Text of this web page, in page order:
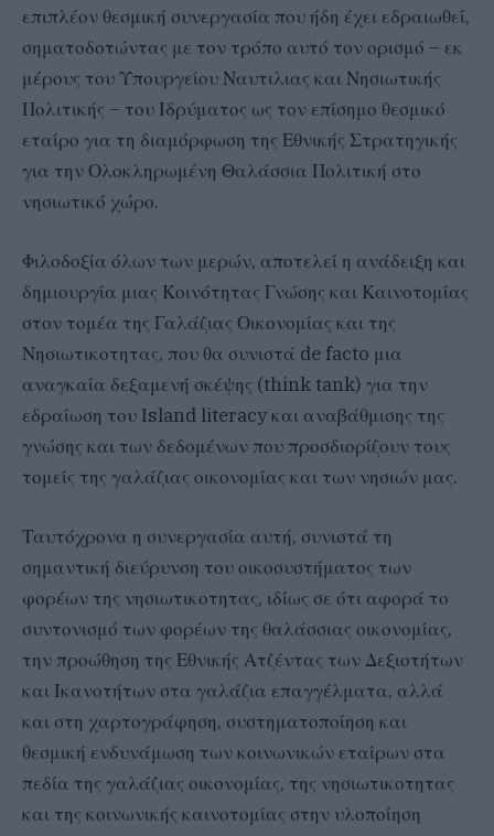
επιπλέον θεσμική συνεργασία που ήδη έχει εδραιωθεί,
σηματοδοτώντας με τον τρόπο αυτό τον ορισμό – εκ
μέρους του Υπουργείου Ναυτιλιας και Νησιωτικής
Πολιτικής – του Ιδρύματος ως τον επίσημο θεσμικό
εταίρο για τη διαμόρφωση της Εθνικής Στρατηγικής
για την Ολοκληρωμένη Θαλάσσια Πολιτική στο
νησιωτικό χώρο.
Φιλοδοξία όλων των μερών, αποτελεί η ανάδειξη και
δημιουργία μιας Κοινότητας Γνώσης και Καινοτομίας
στον τομέα της Γαλάζιας Οικονομίας και της
Νησιωτικοτητας, που θα συνιστά de facto μια
αναγκαία δεξαμενή σκέψης (think tank) για την
εδραίωση του Island literacy και αναβάθμισης της
γνώσης και των δεδομένων που προσδιορίζουν τους
τομείς της γαλάζιας οικονομίας και των νησιών μας.
Ταυτόχρονα η συνεργασία αυτή, συνιστά τη
σημαντική διεύρυνση του οικοσυστήματος των
φορέων της νησιωτικοτητας, ιδίως σε ότι αφορά το
συντονισμό των φορέων της θαλάσσιας οικονομίας,
την προώθηση της Εθνικής Ατζέντας των Δεξιοτήτων
και Ικανοτήτων στα γαλάζια επαγγέλματα, αλλά
και στη χαρτογράφηση, συστηματοποίηση και
θεσμική ενδυνάμωση των κοινωνικών εταίρων στα
πεδία της γαλάζιας οικονομίας, της νησιωτικοτητας
και της κοινωνικής καινοτομίας στην υλοποίηση